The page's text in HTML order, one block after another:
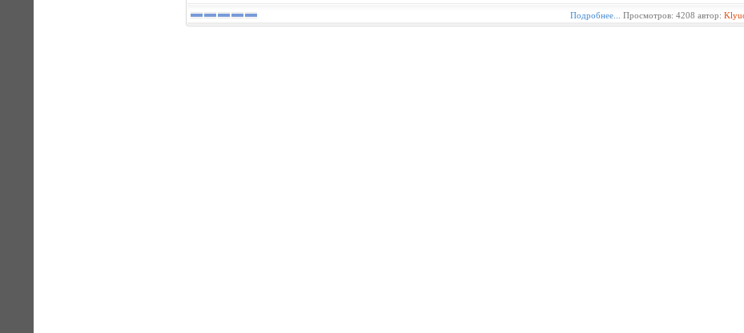
Подробнее... Просмотров: 4208 автор: